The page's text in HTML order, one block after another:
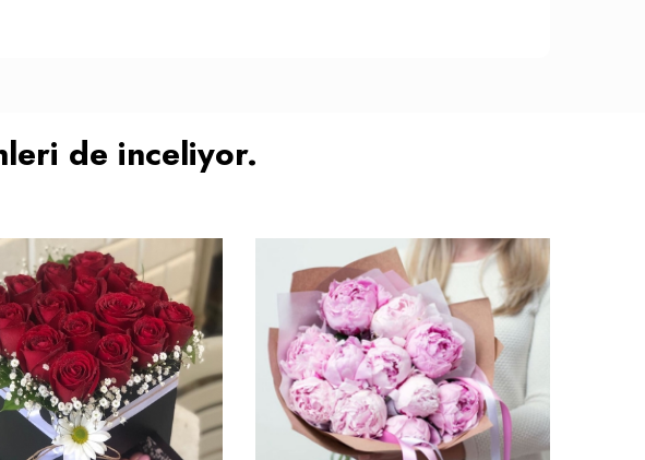
de inceliyor.